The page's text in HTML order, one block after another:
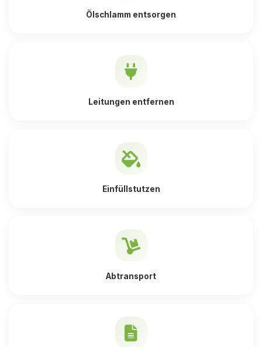
Ölschlamm entsorgen
Leitungen entfernen
Einfüllstutzen
Abtransport